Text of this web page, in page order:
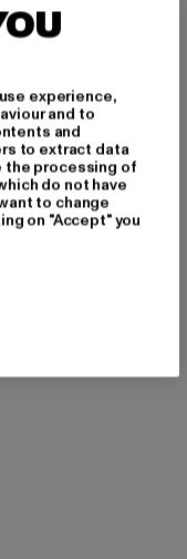
DKK
Strap
pris: 667,25 DKK
785,00 DKK
experience,
and to
and
to extract data
the processing of
do not have
to change
on "Accept" you